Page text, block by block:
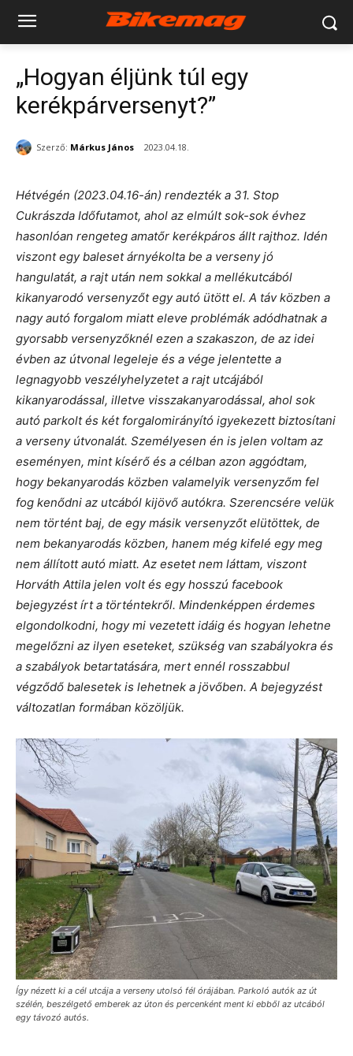
„Hogyan éljünk túl egy
kerékpárversenyt?”
Szerző: Márkus János 2023.04.18.
Hétvégén (2023.04.16-án) rendezték a 31. Stop
Cukrászda Időfutamot, ahol az elmúlt sok-sok évhez
hasonlóan rengeteg amatőr kerékpáros állt rajthoz. Idén
viszont egy baleset árnyékolta be a verseny jó
hangulatát, a rajt után nem sokkal a mellékutcából
kikanyarodó versenyzőt egy autó ütött el. A táv közben a
nagy autó forgalom miatt eleve problémák adódhatnak a
gyorsabb versenyzőknél ezen a szakaszon, de az idei
évben az útvonal legeleje és a vége jelentette a
legnagyobb veszélyhelyzetet a rajt utcájából
kikanyarodással, illetve visszakanyarodással, ahol sok
autó parkolt és két forgalomirányító igyekezett biztosítani
a verseny útvonalát. Személyesen én is jelen voltam az
eseményen, mint kísérő és a célban azon aggódtam,
hogy bekanyarodás közben valamelyik versenyzőm fel
fog kenődni az utcából kijövő autókra. Szerencsére velük
nem történt baj, de egy másik versenyzőt elütöttek, de
nem bekanyarodás közben, hanem még kifelé egy meg
nem állított autó miatt. Az esetet nem láttam, viszont
Horváth Attila jelen volt és egy hosszú facebook
bejegyzést írt a történtekről. Mindenképpen érdemes
elgondolkodni, hogy mi vezetett idáig és hogyan lehetne
megelőzni az ilyen eseteket, szükség van szabályokra és
a szabályok betartatására, mert ennél rosszabbul
végződő balesetek is lehetnek a jövőben. A bejegyzést
változatlan formában közöljük.
Így nézett ki a cél utcája a verseny utolsó fél órájában. Parkoló autók az út
szélén, beszélgető emberek az úton és percenként ment ki ebből az utcából
egy távozó autós.